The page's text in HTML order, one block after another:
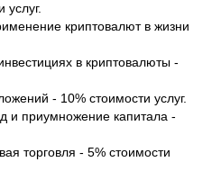
криптовалют в жизни
в криптовалюты -
- 10% стоимости услуг.
приумножение капитала -
торговля - 5% стоимости